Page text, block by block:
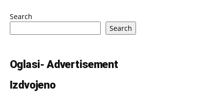
Search
Search
Oglasi- Advertisement
Izdvojeno